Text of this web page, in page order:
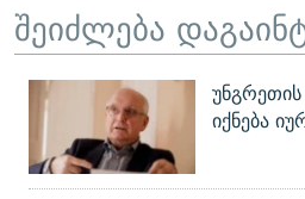
შეიძლება
იქნება